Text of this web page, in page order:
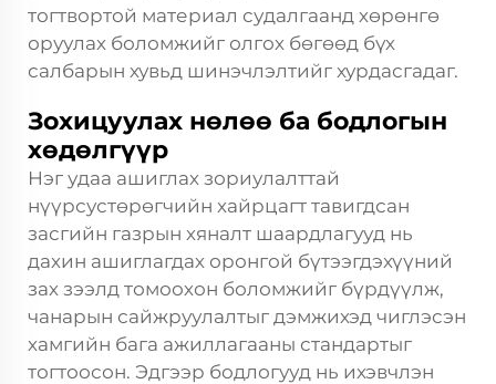
тогтвортой материал судалгаанд хөрөнгө
оруулах боломжийг олгох бөгөөд бүх
салбарын хувьд шинэчлэлтийг хурдасгадаг.
Зохицуулах нөлөө ба бодлогын
хөдөлгүүр
Нэг удаа ашиглах зориулалттай
нүүрсустөрөгчийн хайрцагт тавигдсан
засгийн газрын хяналт шаардлагууд нь
дахин ашиглагдах оронгой бүтээгдэхүүний
зах зээлд томоохон боломжийг бүрдүүлж,
чанарын сайжруулалтыг дэмжихэд чиглэсэн
хамгийн бага ажиллагааны стандартыг
тогтоосон. Эдгээр бодлогууд нь ихэвчлэн